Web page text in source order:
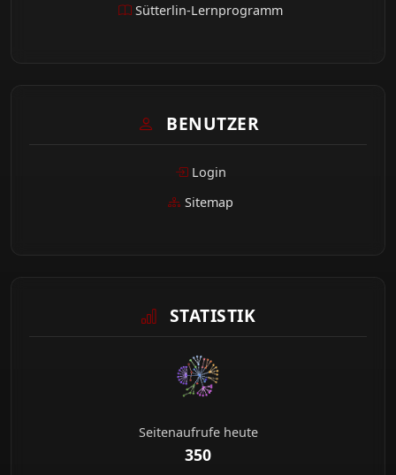
Sütterlin-Lernprogramm
BENUTZER
Login
Sitemap
STATISTIK
Seitenaufrufe heute
350